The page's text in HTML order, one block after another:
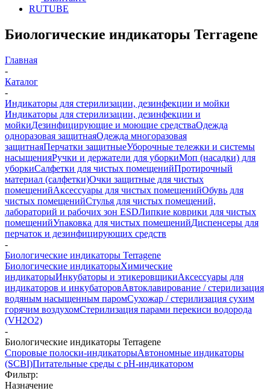
RUTUBE
Биологические индикаторы Terragene
Главная
-
Каталог
-
Индикаторы для стерилизации, дезинфекции и мойки
Индикаторы для стерилизации, дезинфекции и
мойкиДезинфицирующие и моющие средстваОдежда
одноразовая защитнаяОдежда многоразовая
защитнаяПерчатки защитныеУборочные тележки и системы
насыщенияРучки и держатели для уборкиМоп (насадки) для
уборкиСалфетки для чистых помещенийПротирочный
материал (салфетки)Очки защитные для чистых
помещенийАксессуары для чистых помещенийОбувь для
чистых помещенийСтулья для чистых помещений,
лабораторий и рабочих зон ESDЛипкие коврики для чистых
помещенийУпаковка для чистых помещенийДиспенсеры для
перчаток и дезинфицирующих средств
-
Биологические индикаторы Terragene
Биологические индикаторыХимические
индикаторыИнкубаторы и этикеровщикиАксессуары для
индикаторов и инкубаторовАвтоклавирование / стерилизация
водяным насыщенным паромСухожар / стерилизация сухим
горячим воздухомСтерилизация парами перекиси водорода
(VH2O2)
-
Биологические индикаторы Terragene
Споровые полоски-индикаторыАвтономные индикаторы
(SCBI)Питательные среды с рН-индикатором
Фильтр:
Назначение